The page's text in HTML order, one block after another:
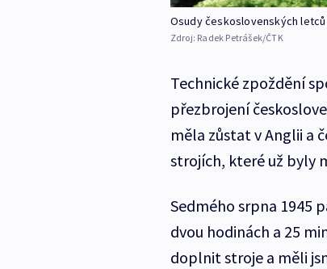
Osudy československých
Zdroj: Radek Petrášek/ČTK
Technické zpoždění
přezbrojení
měla zůstat v Anglii a
strojích, které už byly
Sedmého srpna 1945
dvou hodinách a 25
doplnit stroje a měli